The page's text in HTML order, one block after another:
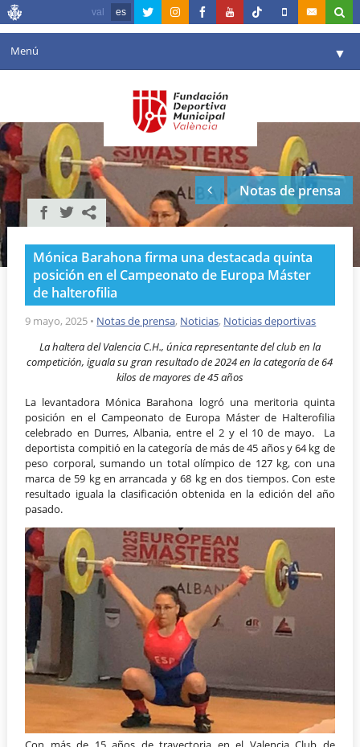
val es
Menú ▼
Agenda
Instalaciones
Comunicación ▼
Valencia en deporte
Portal de Transparencia
Reservas
Notas de prensa
Mónica Barahona firma una destacada quinta
posición en el Campeonato de Europa Máster
de halterofilia
9 mayo, 2025 • Notas de prensa, Noticias, Noticias deportivas
La haltera del Valencia C.H., única representante del club en la
competición, iguala su gran resultado de 2024 en la categoría de 64
kilos de mayores de 45 años
La levantadora Mónica Barahona logró una meritoria quinta
posición en el Campeonato de Europa Máster de Halterofilia
celebrado en Durres, Albania, entre el 2 y el 10 de mayo. La
deportista compitió en la categoría de más de 45 años y 64 kg de
peso corporal, sumando un total olímpico de 127 kg, con una
marca de 59 kg en arrancada y 68 kg en dos tiempos. Con este
resultado iguala la clasificación obtenida en la edición del año
pasado.